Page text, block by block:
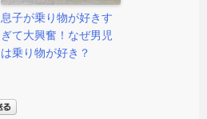
息子が乗り物が好きす
ぎて大興奮！なぜ男児
は乗り物が好き？